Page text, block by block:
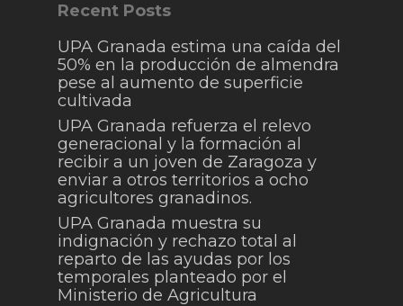
Recent Posts
UPA Granada estima una caída del
50% en la producción de almendra
pese al aumento de superficie
cultivada
UPA Granada refuerza el relevo
generacional y la formación al
recibir a un joven de Zaragoza y
enviar a otros territorios a ocho
agricultores granadinos.
UPA Granada muestra su
indignación y rechazo total al
reparto de las ayudas por los
temporales planteado por el
Ministerio de Agricultura